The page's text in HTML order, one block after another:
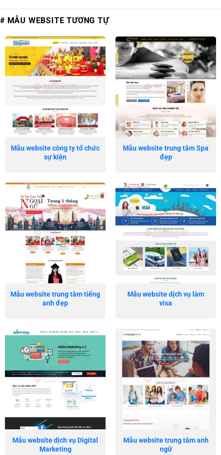
# MẪU WEBSITE TƯƠNG TỰ
Mẫu website công ty tổ chức
sự kiện
Mẫu website trung tâm Spa
đẹp
Mẫu website trung tâm tiếng
anh đẹp
Mẫu website dịch vụ làm
visa
Mẫu website dịch vụ Digital
Marketing
Mẫu website trung tâm anh
ngữ